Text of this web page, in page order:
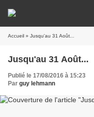
Accueil » Jusqu'au 31 Août...
Jusqu'au 31 Août...
Publié le 17/08/2016 à 15:23
Par guy lehmann